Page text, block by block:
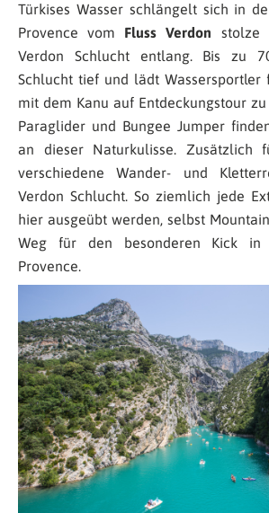
Türkises Wasser schlängelt sich in
Provence vom Fluss Verdon stolze
Verdon Schlucht entlang. Bis zu
Schlucht tief und lädt Wassersportler
mit dem Kanu auf Entdeckungstour
Paraglider und Bungee Jumper
an dieser Naturkulisse. Zusätzlich
verschiedene Wander- und
Verdon Schlucht. So ziemlich jede
hier ausgeübt werden, selbst
Weg für den besonderen Kick in
Provence.